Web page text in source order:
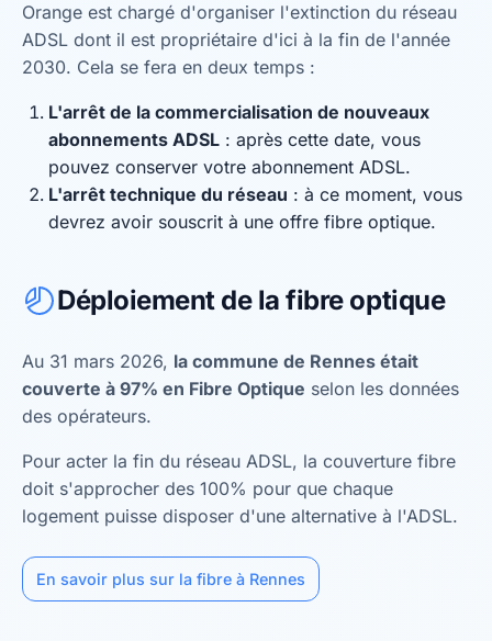
Orange est chargé d'organiser l'extinction du réseau
ADSL dont il est propriétaire d'ici à la fin de l'année
2030. Cela se fera en deux temps :
L'arrêt de la commercialisation de nouveaux
abonnements ADSL : après cette date, vous
pouvez conserver votre abonnement ADSL.
L'arrêt technique du réseau : à ce moment, vous
devrez avoir souscrit à une offre fibre optique.
Déploiement de la fibre optique
Au 31 mars 2026, la commune de Rennes était
couverte à 97% en Fibre Optique selon les données
des opérateurs.
Pour acter la fin du réseau ADSL, la couverture fibre
doit s'approcher des 100% pour que chaque
logement puisse disposer d'une alternative à l'ADSL.
En savoir plus sur la fibre à Rennes